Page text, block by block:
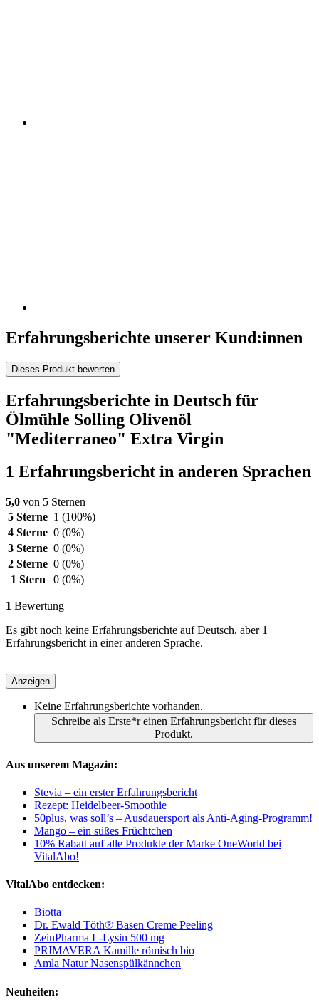
Erfahrungsberichte unserer Kund:innen
Dieses Produkt bewerten
Erfahrungsberichte in Deutsch für
Ölmühle Solling Olivenöl
"Mediterraneo" Extra Virgin
1 Erfahrungsbericht in anderen Sprachen
5,0 von 5 Sternen
5 Sterne 1 (100%)
4 Sterne 0 (0%)
3 Sterne 0 (0%)
2 Sterne 0 (0%)
1 Stern
0 (0%)
1 Bewertung
Es gibt noch keine Erfahrungsberichte auf Deutsch, aber 1
Erfahrungsbericht in einer anderen Sprache.
Anzeigen
Keine Erfahrungsberichte vorhanden.
Schreibe als Erste*r einen Erfahrungsbericht für dieses
Produkt.
Aus unserem Magazin:
Stevia – ein erster Erfahrungsbericht
Rezept: Heidelbeer-Smoothie
50plus, was soll’s – Ausdauersport als Anti-Aging-Programm!
Mango – ein süßes Früchtchen
10% Rabatt auf alle Produkte der Marke OneWorld bei
VitalAbo!
VitalAbo entdecken:
Biotta
Dr. Ewald Töth® Basen Creme Peeling
ZeinPharma L-Lysin 500 mg
PRIMAVERA Kamille römisch bio
Amla Natur Nasenspülkännchen
Neuheiten: